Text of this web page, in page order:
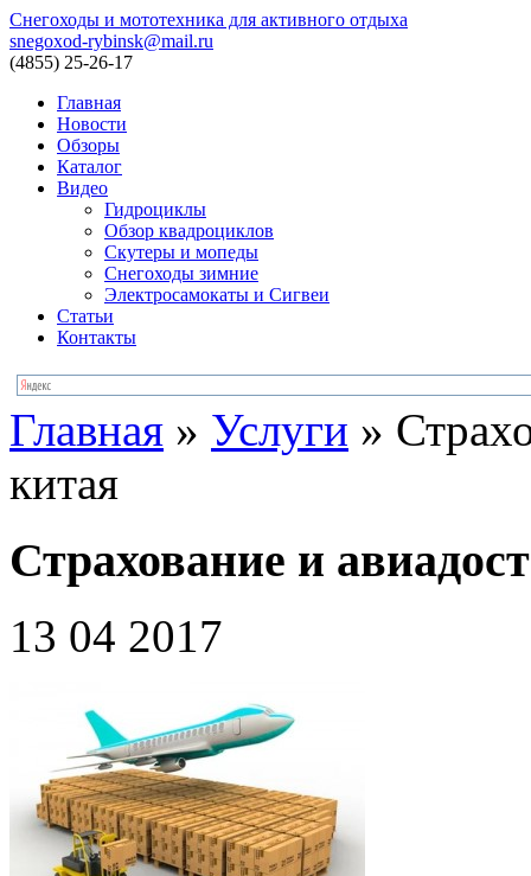
Снегоходы и мототехника для активного отдыха
snegoxod-rybinsk@mail.ru
(4855) 25-26-17
Главная
Новости
Обзоры
Каталог
Видео
Гидроциклы
Обзор квадроциклов
Скутеры и мопеды
Снегоходы зимние
Электросамокаты и Сигвеи
Статьи
Контакты
Главная » Услуги »
китая
Страхование и
13 04 2017